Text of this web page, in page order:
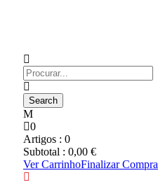
0
Artigos : 0
Subtotal : 0,00 €
Ver CarrinhoFinalizar Compra